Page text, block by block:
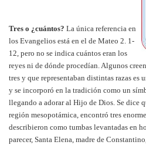
Tres o ¿cuántos? La única referencia en
los Evangelios está en el de Mateo 2. 1-
12, pero no se indica cuántos eran los
reyes ni de dónde procedían. Algunos
tres y que representaban distintas razas es
y se incorporó en la tradición como un
llegando a adorar al Hijo de Dios. Se dice
región mesopotámica, encontró tres
describieron como tumbas levantadas en
parecer, Santa Elena, madre de